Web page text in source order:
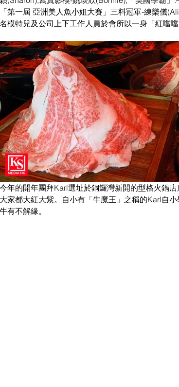
「第一屆 亞洲美人魚小姐大賽」三料冠軍-練樂儀
名模特兒及公司上下工作人員於會所以一身「紅噹
今年的開年團拜Karl選址於銅鑼灣新開的型格火鍋
大家都大紅大紫。自小有「牛魔王」之稱的Karl自
牛有不解緣。